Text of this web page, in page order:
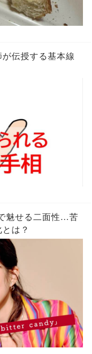
伝授する基本線
魅せる二面性…苦
は？